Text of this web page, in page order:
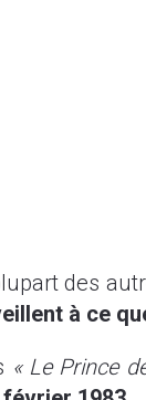
des
à ce
« Le Prince